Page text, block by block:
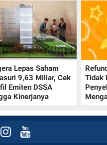
Lepas Saham
9,63 Miliar, Cek
Emiten DSSA
Kinerjanya
Tidak